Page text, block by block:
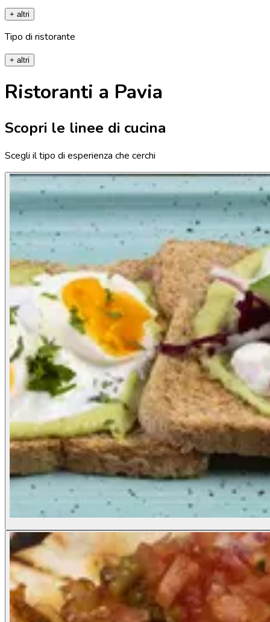
+ altri
Tipo di ristorante
+ altri
Ristoranti a Pavia
Scopri le linee di cucina
Scegli il tipo di esperienza che cerchi